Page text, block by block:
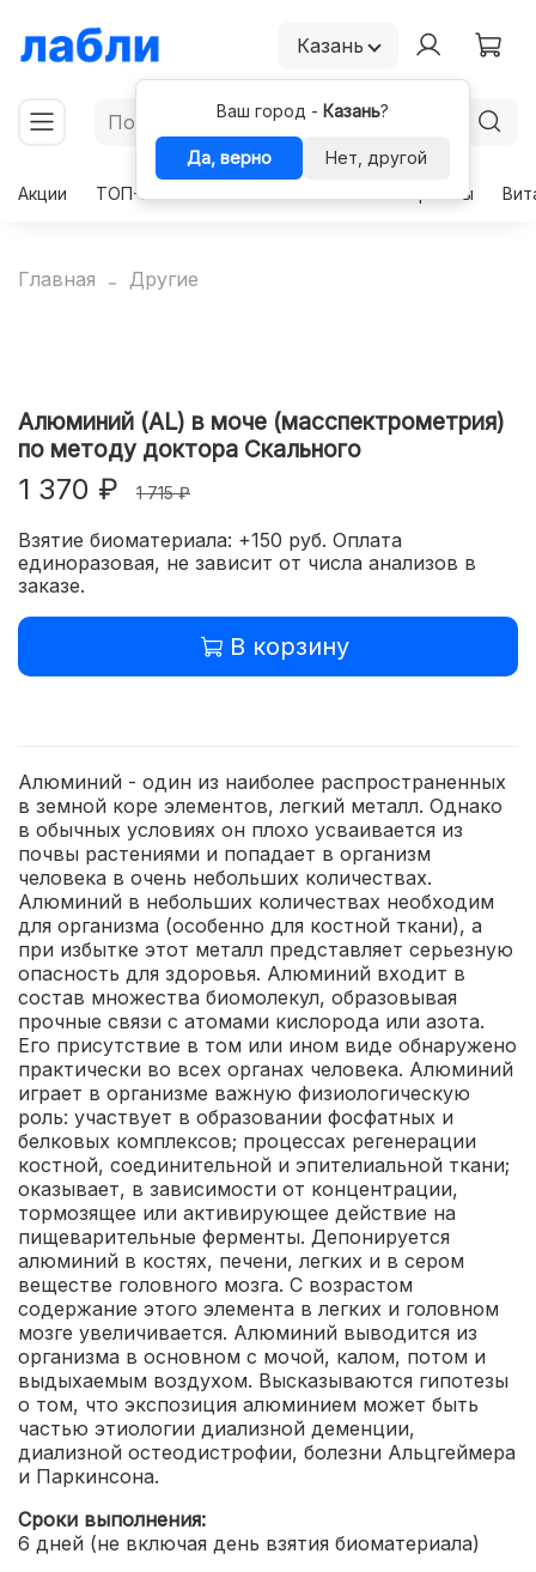
Казань
Ваш город - Казань?
Да, верно
Нет, другой
Акции
ТОП-50 Гормоны
Главная Другие
Алюминий (AL) в моче (масспектрометрия)
по методу доктора Скального
1 370 ₽ 1 715 ₽
Взятие биоматериала: +150 руб. Оплата
единоразовая, не зависит от числа анализов в
заказе.
В корзину
Алюминий - один из наиболее распространенных
в земной коре элементов, легкий металл. Однако
в обычных условиях он плохо усваивается из
почвы растениями и попадает в организм
человека в очень небольших количествах.
Алюминий в небольших количествах необходим
для организма (особенно для костной ткани), а
при избытке этот металл представляет серьезную
опасность для здоровья. Алюминий входит в
состав множества биомолекул, образовывая
прочные связи с атомами кислорода или азота.
Его присутствие в том или ином виде обнаружено
практически во всех органах человека. Алюминий
играет в организме важную физиологическую
роль: участвует в образовании фосфатных и
белковых комплексов; процессах регенерации
костной, соединительной и эпителиальной ткани;
оказывает, в зависимости от концентрации,
тормозящее или активирующее действие на
пищеварительные ферменты. Депонируется
алюминий в костях, печени, легких и в сером
веществе головного мозга. С возрастом
содержание этого элемента в легких и головном
мозге увеличивается. Алюминий выводится из
организма в основном с мочой, калом, потом и
выдыхаемым воздухом. Высказываются гипотезы
о том, что экспозиция алюминием может быть
частью этиологии диализной деменции,
диализной остеодистрофии, болезни Альцгеймера
и Паркинсона.
Сроки выполнения:
6 дней (не включая день взятия биоматериала)